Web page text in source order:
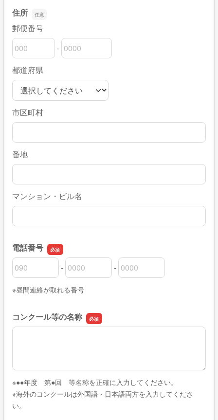
住所
郵便番号
郵便番号の上3桁
-
郵便番号の下4桁
都道府県
市区町村
番地
マンション・ビル名
電話番号
電話番号の市外局番
-
電話番号の市内局番 -
電話番号の加入者番号
※昼間連絡が取れる番号
コンクール等の名称
コンクール等の名称
※●●年度 第●回 等名称を正確に入力してください。
※海外のコンクールは外国語・日本語両方を入力してくださ
い。